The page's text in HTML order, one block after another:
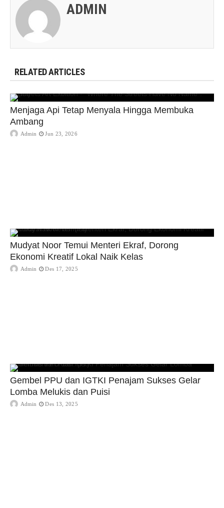
ADMIN
RELATED ARTICLES
Menjaga Api Tetap Menyala Hingga Membuka
Ambang
Admin Jun 23, 2026
Mudyat Noor Temui Menteri Ekraf, Dorong
Ekonomi Kreatif Lokal Naik Kelas
Admin Des 17, 2025
Gembel PPU dan IGTKI Penajam Sukses Gelar
Lomba Melukis dan Puisi
Admin Des 13, 2025